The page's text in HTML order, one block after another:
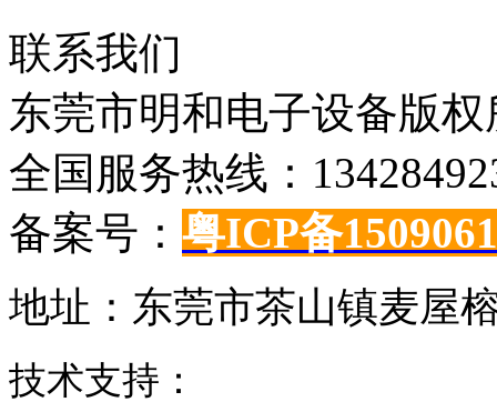
联系我们
东莞市明和电子设备版
全国服务热线：
备案号： 粤ICP备
地址：东莞市茶山镇麦屋
技术支持：